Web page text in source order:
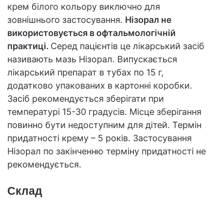
крем білого кольору виключно для
зовнішнього застосування. Нізорал не
використовується в офтальмологічній
практиці. Серед пацієнтів це лікарський засіб
називають мазь Нізорал. Випускається
лікарський препарат в тубах по 15 г,
додатково упакованих в картонні коробки.
Засіб рекомендується зберігати при
температурі 15-30 градусів. Місце зберігання
повинно бути недоступним для дітей. Термін
придатності крему – 5 років. Застосування
Нізорал по закінченню терміну придатності не
рекомендується.
Склад